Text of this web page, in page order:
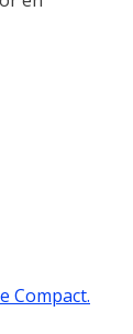
Compact.